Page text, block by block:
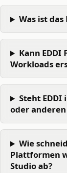
Was ist das
Kann EDDI
Workloads
Steht EDDI
oder anderen
Wie
Plattformen
Studio ab?